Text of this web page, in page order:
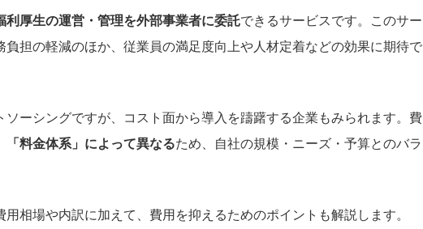
利厚生の運営・管理を外部事業者に委託できるサービスです。このサー
担の軽減のほか、従業員の満足度向上や人材定着などの効果に期待で
ーシングですが、コスト面から導入を躊躇する企業もみられます。費
「料金体系」によって異なるため、自社の規模・ニーズ・予算とのバラ
相場や内訳に加えて、費用を抑えるためのポイントも解説します。